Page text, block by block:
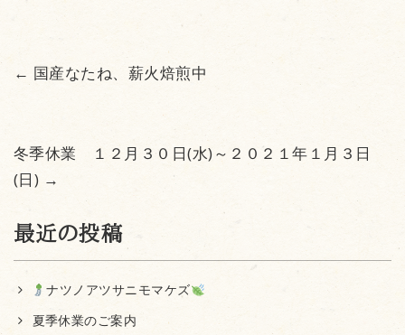
← 国産なたね、薪火焙煎中
冬季休業 １２月３０日(水)～２０２１年１月３日
(日) →
最近の投稿
ナツノアツサニモマケズ
夏季休業のご案内